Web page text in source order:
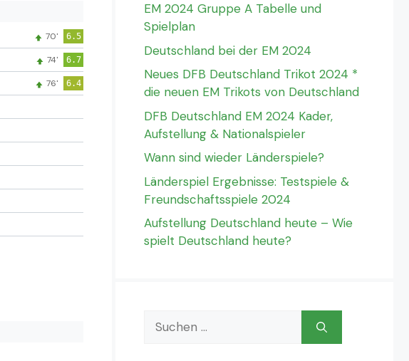
70' 6.5
74' 6.7
76' 6.4
EM 2024 Gruppe A Tabelle und
Spielplan
Deutschland bei der EM 2024
Neues DFB Deutschland Trikot 2024 *
die neuen EM Trikots von Deutschland
DFB Deutschland EM 2024 Kader,
Aufstellung & Nationalspieler
Wann sind wieder Länderspiele?
Länderspiel Ergebnisse: Testspiele &
Freundschaftsspiele 2024
Aufstellung Deutschland heute – Wie
spielt Deutschland heute?
Suchen
nach: